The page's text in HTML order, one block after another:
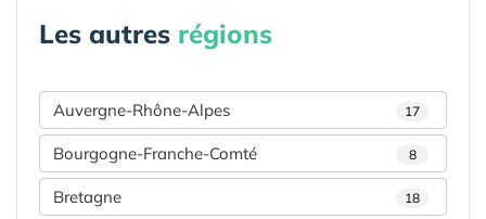
Les autres régions
Auvergne-Rhône-Alpes 17
Bourgogne-Franche-Comté 8
Bretagne 18